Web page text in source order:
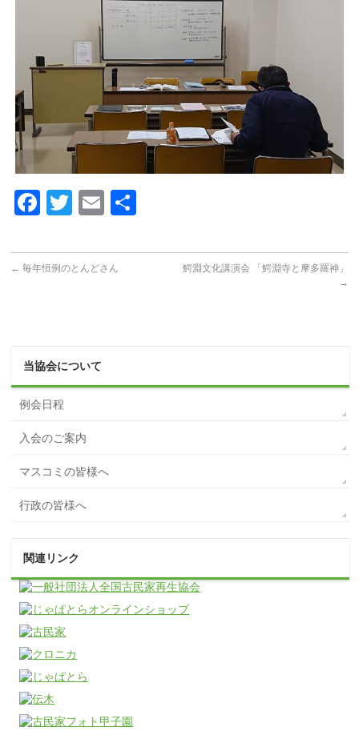
Facebook
TwitterEmail
← 毎年恒例のとんどさん
鰐淵文化講演会 「鰐淵寺と摩多羅神」
→
当協会について
例会日程
入会のご案内
マスコミの皆様へ
行政の皆様へ
関連リンク